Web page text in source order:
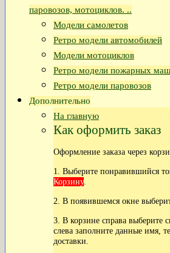
паровозов, мотоциклов. ..
Модели самолетов
Ретро модели автомобилей
Модели мотоциклов
Ретро модели пожарных
Ретро модели паровозов
Дополнительно
На главную
Как оформить заказ
Оформление заказа через
1. Выберите понравившийся
Корзину.
2. В появившемся окне
3. В корзине справа выберите
слева заполните данные имя,
доставки.